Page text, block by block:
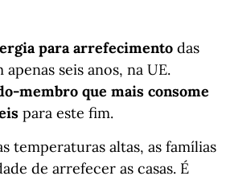
para arrefecimento das
seis anos, na UE.
membro que mais consome
para este fim.
temperaturas altas, as famílias
de arrefecer as casas. É